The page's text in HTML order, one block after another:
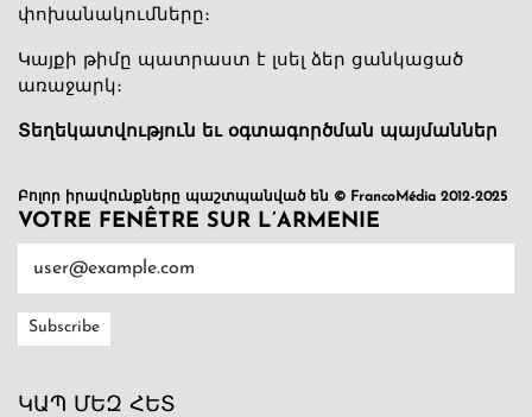
փոխանակումները։
Կայքի թիմը պատրաստ է լսել ձեր ցանկացած
առաջարկ։
Տեղեկատվություն եւ օգտագործման պայմաններ
Բոլոր իրավունքները պաշտպանված են © FrancoMédia 2012-2025
VOTRE FENÊTRE SUR L’ARMENIE
ԿԱՊ ՄԵԶ ՀԵՏ